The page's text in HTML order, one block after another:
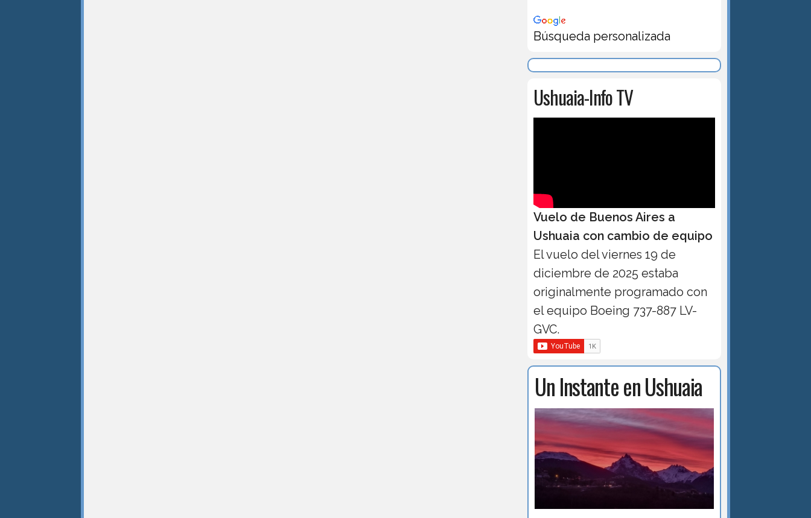
Búsqueda personalizada
Ushuaia-Info TV
Vuelo de Buenos Aires a
Ushuaia con cambio de equipo
El vuelo del viernes 19 de
diciembre de 2025 estaba
originalmente programado con
el equipo Boeing 737-887 LV-
GVC.
Un Instante en Ushuaia